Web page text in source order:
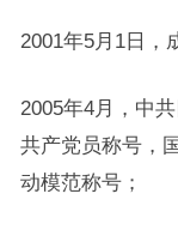
2001年5月1日，
2005年4月，中
共产党员称号，
动模范称号；